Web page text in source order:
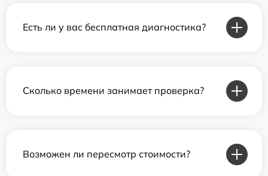
Есть ли у вас бесплатная диагностика?
Сколько времени занимает проверка?
Возможен ли пересмотр стоимости?